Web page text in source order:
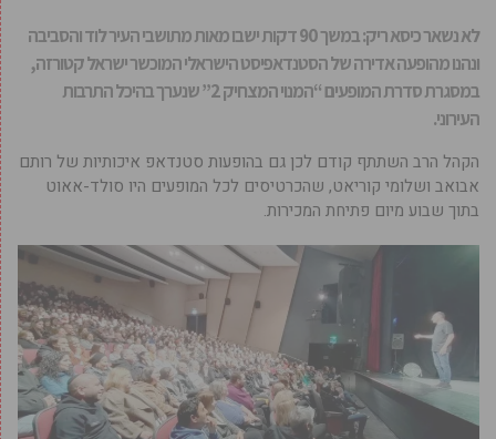
לא נשאר כיסא ריק: במשך 90 דקות ישבו מאות מתושבי העיר לוד והסביבה
ונהנו מהופעה אדירה של הסטנדאפיסט הישראלי המוכשר ישראל קטורזה,
במסגרת סדרת המופעים “המנוי המצחיק 2” שנערך בהיכל התרבות
העירוני.
הקהל הרב השתתף קודם לכן גם בהופעות סטנדאפ איכותיות של רותם
אבואב ושלומי קוריאט, שהכרטיסים לכל המופעים היו סולד-אאוט
בתוך שבוע מיום פתיחת המכירות.